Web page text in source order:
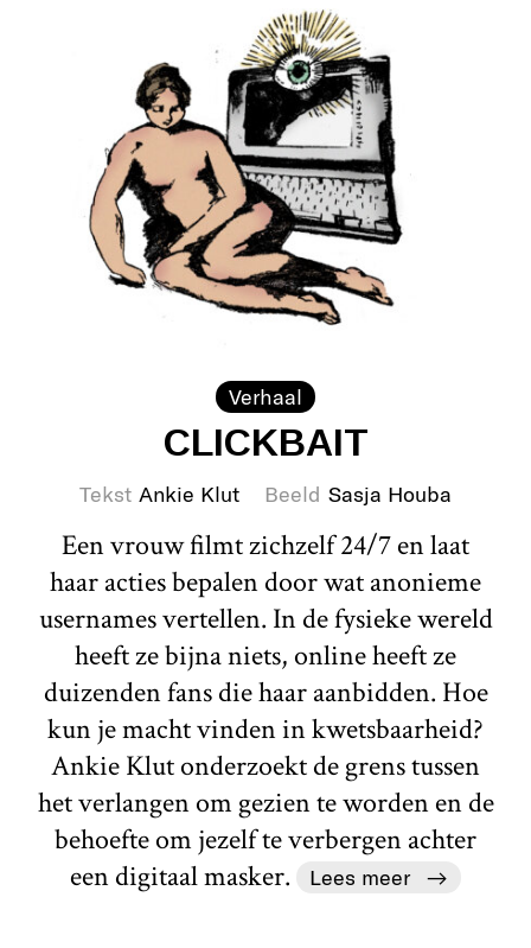
Verhaal
CLICKBAIT
Tekst Ankie Klut Beeld Sasja Houba
Een vrouw filmt zichzelf 24/7 en laat
haar acties bepalen door wat anonieme
usernames vertellen. In de fysieke wereld
heeft ze bijna niets, online heeft ze
duizenden fans die haar aanbidden. Hoe
kun je macht vinden in kwetsbaarheid?
Ankie Klut onderzoekt de grens tussen
het verlangen om gezien te worden en de
behoefte om jezelf te verbergen achter
een digitaal masker.
Lees meer